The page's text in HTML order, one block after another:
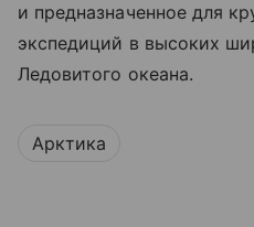
и предназначенное для
экспедиций в высоких
Ледовитого океана.
Арктика